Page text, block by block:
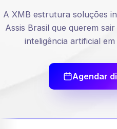
A XMB estrutura soluções
Assis Brasil que querem
inteligência artificial
Agendar